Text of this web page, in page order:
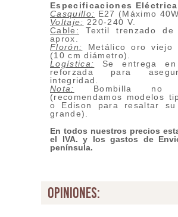
Especificaciones
Casquillo: E27 (Máximo
Voltaje: 220-240 V.
Cable:
Textil trenzado de
aprox.
Florón: Metálico oro viejo
(10 cm diámetro).
Logística: Se entrega
reforzada para
integridad.
Nota:
Bombilla no
(recomendamos modelos
o Edison para resaltar su
grande).
En todos nuestros precios
el IVA. y los gastos de
península.
opiniones: